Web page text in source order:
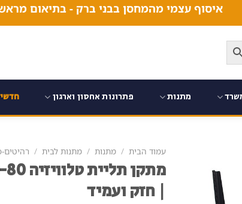
איסוף עצמי מהמחסן בבני ברק - בתיאום
מתנות פתרונות אחסון וארגון
עמוד הבית / מתנות / מתנות לבית /
| חזק ועמיד